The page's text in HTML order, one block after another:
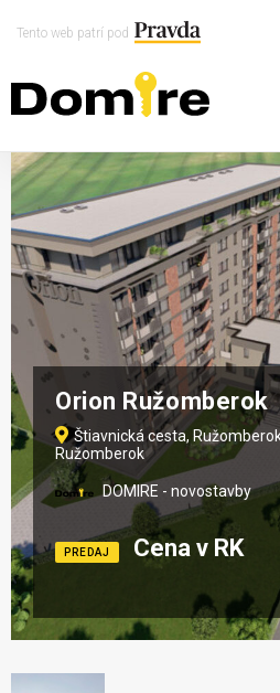
Tento web patrí pod
Orion Ružomberok
Štiavnická cesta,
Ružomberok
DOMIRE - novostavby
PREDAJ Cena v RK